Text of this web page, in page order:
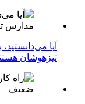
آیا
تیزهوشان